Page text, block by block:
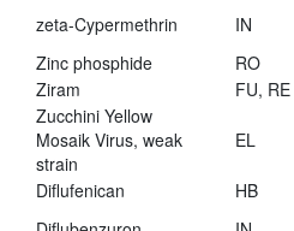
zeta-Cypermethrin IN
Zinc phosphide
RO
Ziram
FU, RE
Zucchini Yellow
Mosaik Virus, weak
strain
EL
Diflufenican HB